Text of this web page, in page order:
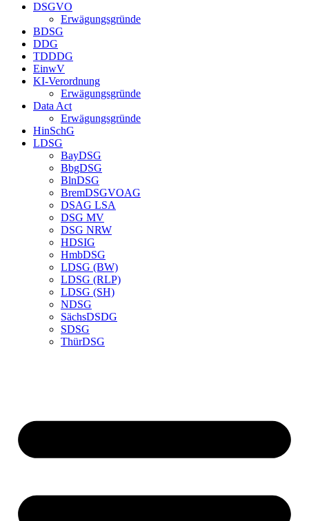
DSGVO
Erwägungsgründe
BDSG
DDG
TDDDG
EinwV
KI-Verordnung
Erwägungsgründe
Data Act
Erwägungsgründe
HinSchG
LDSG
BayDSG
BbgDSG
BlnDSG
BremDSGVOAG
DSAG LSA
DSG MV
DSG NRW
HDSIG
HmbDSG
LDSG (BW)
LDSG (RLP)
LDSG (SH)
NDSG
SächsDSDG
SDSG
ThürDSG